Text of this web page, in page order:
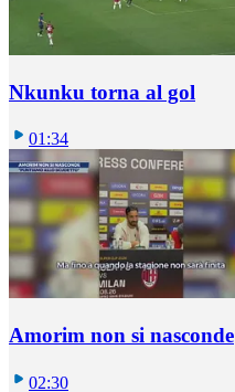
Nkunku torna al gol
01:34
Amorim non si nasconde
02:30